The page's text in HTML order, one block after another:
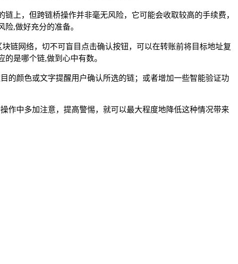
上，但跨链桥操作并非毫无风险，它可能会收取较高的手续费，
,做好充分的准备。
链网络，切不可盲目点击确认按钮，可以在转账前将目标地址复
是哪个链,做到心中有数。
的颜色或文字提醒用户确认所选的链；或者增加一些智能验证功
作中多加注意，提高警惕，就可以最大程度地降低这种情况带来